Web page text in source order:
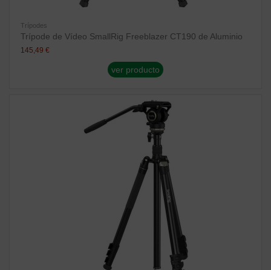
Trípodes
Trípode de Vídeo SmallRig Freeblazer CT190 de Aluminio
145,49 €
ver producto